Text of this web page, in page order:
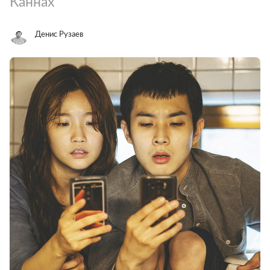
Денис Рузаев